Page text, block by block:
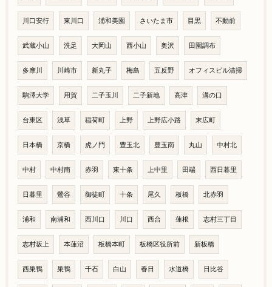
川口安行 東川口 浦和美園 さいたま市 目黒 不動前
武蔵小山 洗足 大岡山 西小山 奥沢 田園調布
多摩川 川崎市 新丸子 梅島 五反野 オフィスビル清掃
駒澤大学 用賀 二子玉川 二子新地 高津 溝の口
台東区 浅草 稲荷町 上野 上野広小路 末広町
日本橋 京橋 虎ノ門 豊玉北 豊玉南 丸山 中村北
中村 中村南 赤羽 東十条 上中里 田端 西日暮里
日暮里 鶯谷 御徒町 十条 尾久 板橋 北赤羽
浦和 南浦和 西川口 川口 西台 蓮根 志村三丁目
志村坂上 本蓮沼 板橋本町 板橋区役所前 新板橋
西巣鴨 巣鴨 千石 白山 春日 水道橋 日比谷